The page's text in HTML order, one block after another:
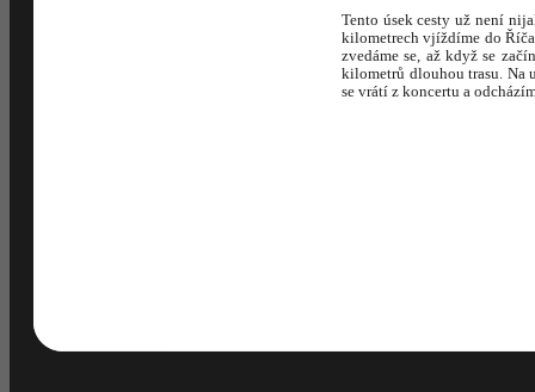
Tento úsek cesty už není
kilometrech vjíždíme do
zvedáme se, až když se
kilometrů dlouhou trasu. Na
se vrátí z koncertu a